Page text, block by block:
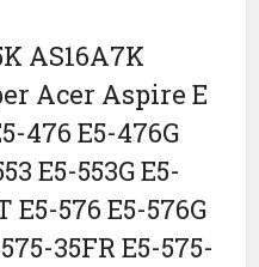
AS16A7K
Acer Aspire E
476 E5-476G
E5-553G E5-
E5-576 E5-576G
35FR E5-575-